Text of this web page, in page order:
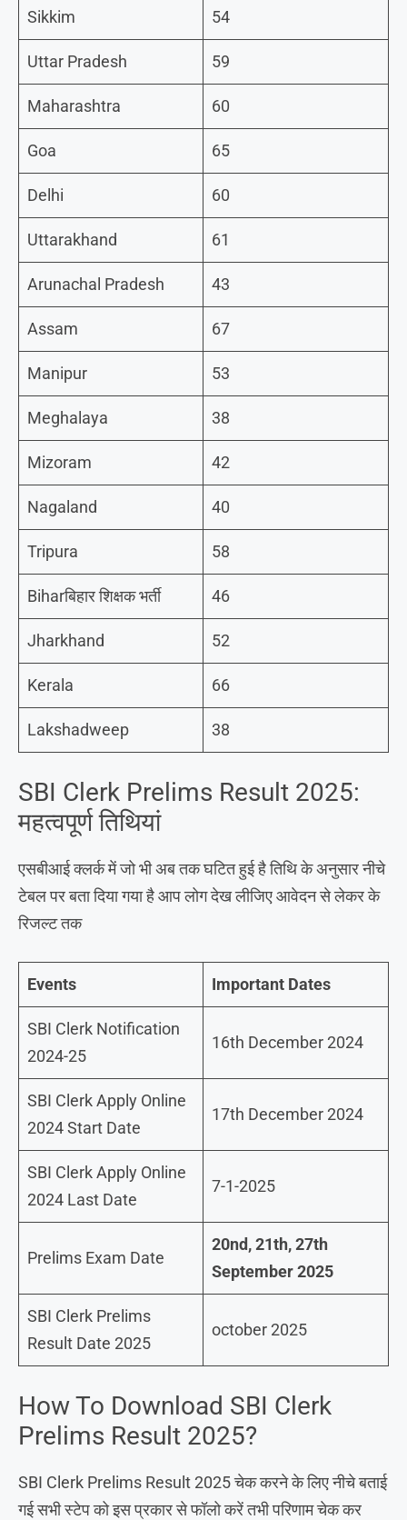
Sikkim 54
Uttar Pradesh 59
Maharashtra 60
Goa 65
Delhi 60
Uttarakhand 61
Arunachal Pradesh 43
Assam 67
Manipur 53
Meghalaya 38
Mizoram 42
Nagaland 40
Tripura 58
Biharबिहार शिक्षक भर्ती 46
Jharkhand 52
Kerala 66
Lakshadweep 38
SBI Clerk Prelims Result 2025:
महत्वपूर्ण तिथियां
एसबीआई क्लर्क में जो भी अब तक घटित हुई है तिथि के अनुसार नीचे
टेबल पर बता दिया गया है आप लोग देख लीजिए आवेदन से लेकर के
रिजल्ट तक
Events Important Dates
SBI Clerk Notification
2024-25
16th December 2024
SBI Clerk Apply Online
2024 Start Date
17th December 2024
SBI Clerk Apply Online
2024 Last Date
7-1-2025
Prelims Exam Date
20nd, 21th, 27th
September 2025
SBI Clerk Prelims
Result Date 2025
october 2025
How To Download SBI Clerk
Prelims Result 2025?
SBI Clerk Prelims Result 2025 चेक करने के लिए नीचे बताई
गई सभी स्टेप को इस प्रकार से फॉलो करें तभी परिणाम चेक कर